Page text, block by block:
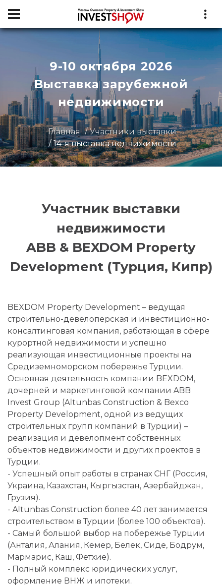
9-10 октября 2026
Выставка зарубежной
недвижимости
Главная
Участники выставки
14-я выставка недвижимости
Участник выставки
недвижимости
ABB & BEXDOM Property
Development (Турция, Кипр)
BEXDOM Property Development – ведущая
строительно-девелоперская и инвестиционно-
консалтинговая компания, работающая в сфере
курортной недвижимости и успешно
реализующая инвестиционные проекты на
Средиземноморском побережье Турции.
Основная деятельность компании BEXDOM,
дочерней и маркетинговой компании ABB
Invest Group (Altunbas Construction & Bexco
Property Development, одной из ведущих
строительных групп компаний в Турции) –
реализация и девелопмент собственных
объектов недвижимости и других проектов в
Турции.
- Успешный опыт работы в странах СНГ (Россия,
Украина, Казахстан, Кыргызстан, Азербайджан,
Грузия).
- Altunbas Construction более 40 лет занимается
строительством в Турции (более 100 объектов).
- Самый большой выбор на побережье Турции
(Анталия, Алания, Кемер, Белек, Сиде, Бодрум,
Мармарис, Каш, Фетхие).
- Полный комплекс юридических услуг,
оформление ВНЖ и ипотеки.